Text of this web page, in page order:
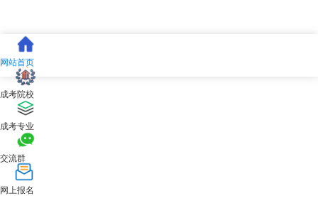
学生在学校规定学习年限内，修完教学计划规定的全部课程，成绩合
格，达到毕业要求者，颁发天津市渤海化工职工学院成人高等教育毕业证
书，国家承认学历，证书可在学信网查询。该校为教育部备案的成人高
校，其毕业证书具有法定效力。
七、报名流程与重要提醒
2026年
生须在规定时间内登录“天津招考资讯网”完成网上报名、填报志愿、网上
缴费及报名信息确认等全部流程。报名信息确认环节需携带身份证原件、
毕业证书原件、异地证明(非津户籍)等材料。
网站首页
成考院校
成考专业
交流群
网上报名